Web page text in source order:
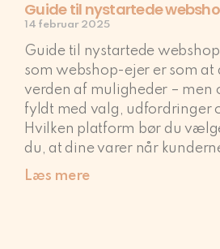
Guide til nystartede
14 februar 2025
Guide til nystartede
som webshop-ejer er som at
verden af muligheder – men
fyldt med valg, udfordringer
Hvilken platform bør du
du, at dine varer når
Læs mere